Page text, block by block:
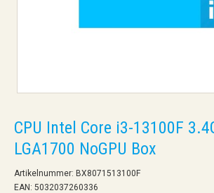
CPU Intel Core i3-13100F
LGA1700 NoGPU Box
Artikelnummer: BX8071513100F
EAN: 5032037260336